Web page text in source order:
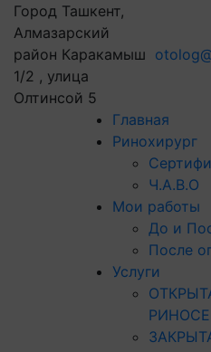
Город Ташкент,
Алмазарский
район Каракамыш
1/2 , улица
Олтинсой 5
Главная
Ринохирург
Ч.А.В.О
Мои работы
До и
После
Услуги